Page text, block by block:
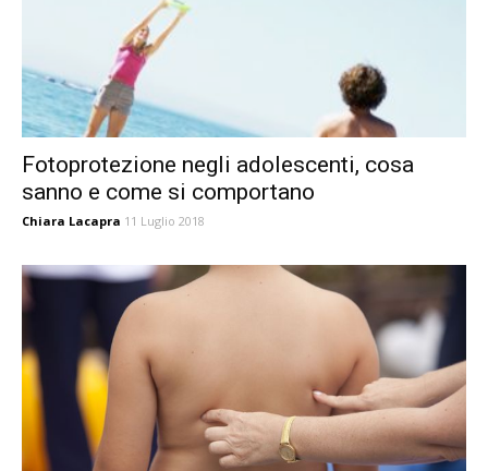
Fotoprotezione negli adolescenti, cosa
sanno e come si comportano
Chiara Lacapra 11 Luglio 2018